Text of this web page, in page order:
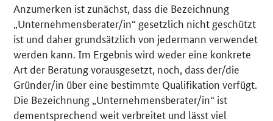
Anzumerken ist zunächst, dass die Bezeichnung
„Unternehmensberater/in“ gesetzlich nicht geschützt
ist und daher grundsätzlich von jedermann verwendet
werden kann. Im Ergebnis wird weder eine konkrete
Art der Beratung vorausgesetzt, noch, dass der/die
Gründer/in über eine bestimmte Qualifikation verfügt.
Die Bezeichnung „Unternehmensberater/in“ ist
dementsprechend weit verbreitet und lässt viel